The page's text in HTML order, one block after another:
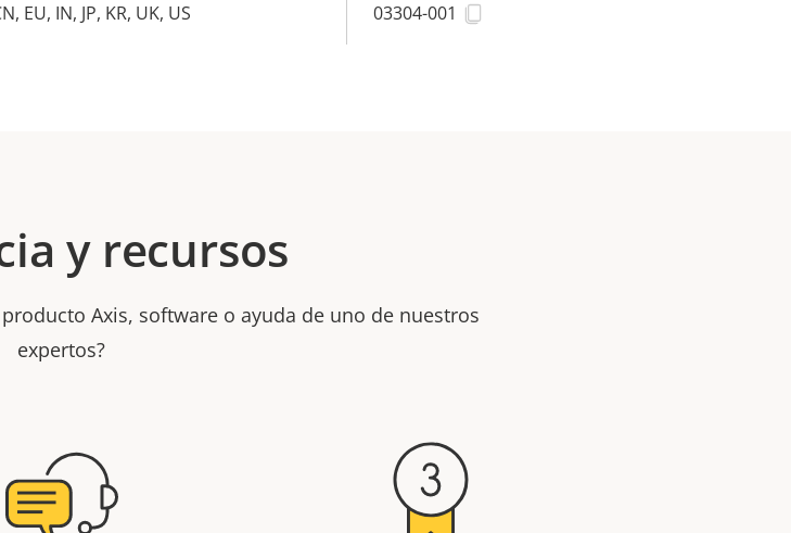
EU, IN, JP, KR, UK, US 03304-001
y recursos
Axis, software o ayuda de uno de nuestros
expertos?